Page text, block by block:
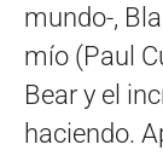
mundo-,
mío (Paul
Bear y el
haciendo.